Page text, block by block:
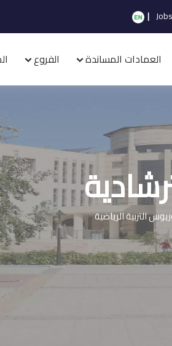
Jobs
|
العمادات المساندة الفروع
التربية الرياضية